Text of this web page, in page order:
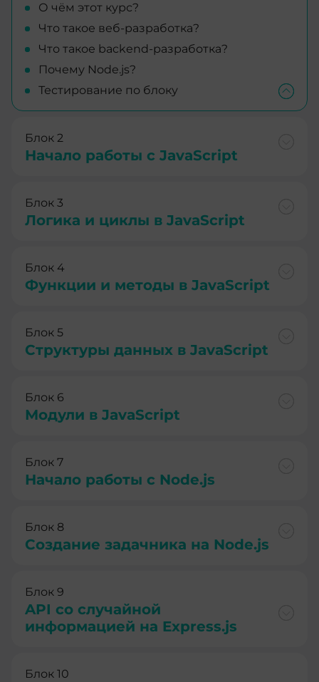
О чём этот курс?
Что такое веб-разработка?
Что такое backend-разработка?
Почему Node.js?
Тестирование по блоку
Блок 2
Начало работы с JavaScript
Блок 3
Логика и циклы в JavaScript
Блок 4
Функции и методы в JavaScript
Блок 5
Структуры данных в JavaScript
Блок 6
Модули в JavaScript
Блок 7
Начало работы с Node.js
Блок 8
Создание задачника на Node.js
Блок 9
API со случайной
информацией на Express.js
Блок 10